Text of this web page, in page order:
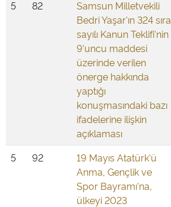
5 82
Samsun Milletvekili
Bedri Yaşar'ın 324 sıra
sayılı Kanun Teklifi'nin
9'uncu maddesi
üzerinde verilen
önerge hakkında
yaptığı
konuşmasındaki bazı
ifadelerine ilişkin
açıklaması
5 92
19 Mayıs Atatürk'ü
Anma, Gençlik ve
Spor Bayramı'na,
ülkeyi 2023